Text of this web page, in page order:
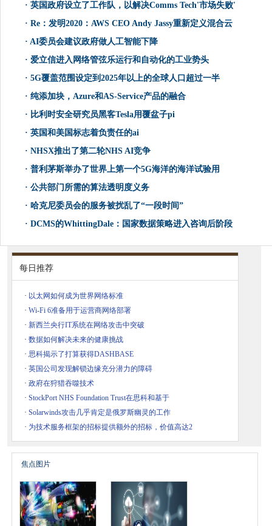
· 英国政府设立了工作队，以解决Comms Tech'市场失败'
· Re：发明2020：AWS CEO Andy Jassy重新定义混合云
· AI委员会建议政府做人工智能下降
· 爱立信进入网络管弦乐运行和自动化的工业势头
· 5G覆盖范围设定到2025年以上的全球人口超过一半
· 纯添加块，Azure和AS-Service产品的融合
· 比利时安全研究员黑客Tesla用覆盆子pi
· 英国和美国标志着负责任的ai
· NHSX推出了第二轮NHS AI竞争
· 普利茅斯举办了世界上第一个5G海洋的海洋试验用
· 公共部门所需的算法透明度义务
· 哈克尼委员会的服务被扰乱了“一段时间”
· DCMS的WhittingDale：国家数据策略进入咨询后阶段
每日推荐
· 以太网如何成为世界网络标准
· Wi-Fi 6准备用于运营商网络部署
· 新西兰央行IT系统在网络攻击中突破
· 数据如何解决未来的健康挑战
· 思科揭示了打算获得DASHBASE
· 英国公司发现解锁边缘充分潜力的障碍
· 政府在狩猎吞噬技术
· StockPort NHS Foundation Trust在思科和基于
· Solarwinds攻击几乎肯定是俄罗斯幽灵的工作
· 为技术服务框架的招标提供额外的招标，价值高达2
焦点图片